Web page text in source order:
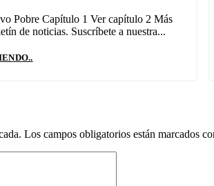
Pobre Capítulo 1 Ver capítulo 2 Más
de noticias. Suscríbete a nuestra...
Los campos obligatorios están marcados